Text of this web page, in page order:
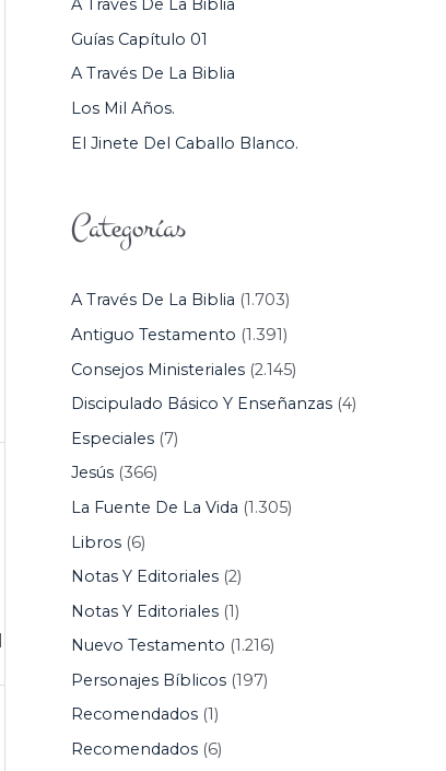
R
:
A Través De La Biblia
Guías Capítulo 01
A Través De La Biblia
Los Mil Años.
El Jinete Del Caballo Blanco.
Categorías
A Través De La Biblia (1.703)
Antiguo Testamento (1.391)
Consejos Ministeriales(2.145)
Discipulado Básico Y Enseñanzas(4)
Especiales(7)
Jesús(366)
La Fuente De La Vida (1.305)
Libros(6)
Notas Y Editoriales(2)
Notas Y Editoriales(1)
Nuevo Testamento (1.216)
Personajes Bíblicos(197)
Recomendados(1)
Recomendados(6)